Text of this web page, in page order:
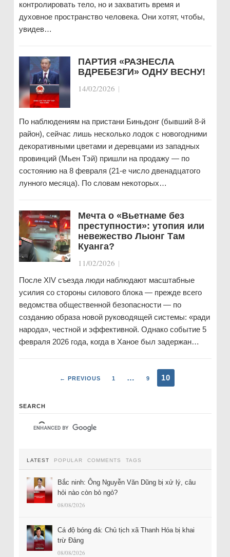
контролировать тело, но и захватить время и
духовное пространство человека. Они хотят, чтобы,
увидев…
ПАРТИЯ «РАЗНЕСЛА
ВДРЕБЕЗГИ» ОДНУ ВЕСНУ!
14/02/2026 |
По наблюдениям на пристани Биньдонг (бывший 8-й
район), сейчас лишь несколько лодок с новогодними
декоративными цветами и деревцами из западных
провинций (Мьен Тэй) пришли на продажу — по
состоянию на 8 февраля (21-е число двенадцатого
лунного месяца). По словам некоторых…
Мечта о «Вьетнаме без
преступности»: утопия или
невежество Лыонг Там
Куанга?
11/02/2026 |
После XIV съезда люди наблюдают масштабные
усилия со стороны силового блока — прежде всего
ведомства общественной безопасности — по
созданию образа новой руководящей системы: «ради
народа», честной и эффективной. Однако событие 5
февраля 2026 года, когда в Ханое был задержан…
← PREVIOUS 1 … 9 10
SEARCH
LATEST POPULAR COMMENTS TAGS
Bắc ninh: Ông Nguyễn Văn Dũng bị xử lý, câu
hỏi nào còn bỏ ngỏ?
08/08/2026
Cá độ bóng đá: Chủ tịch xã Thanh Hóa bị khai
trừ Đảng
08/08/2026